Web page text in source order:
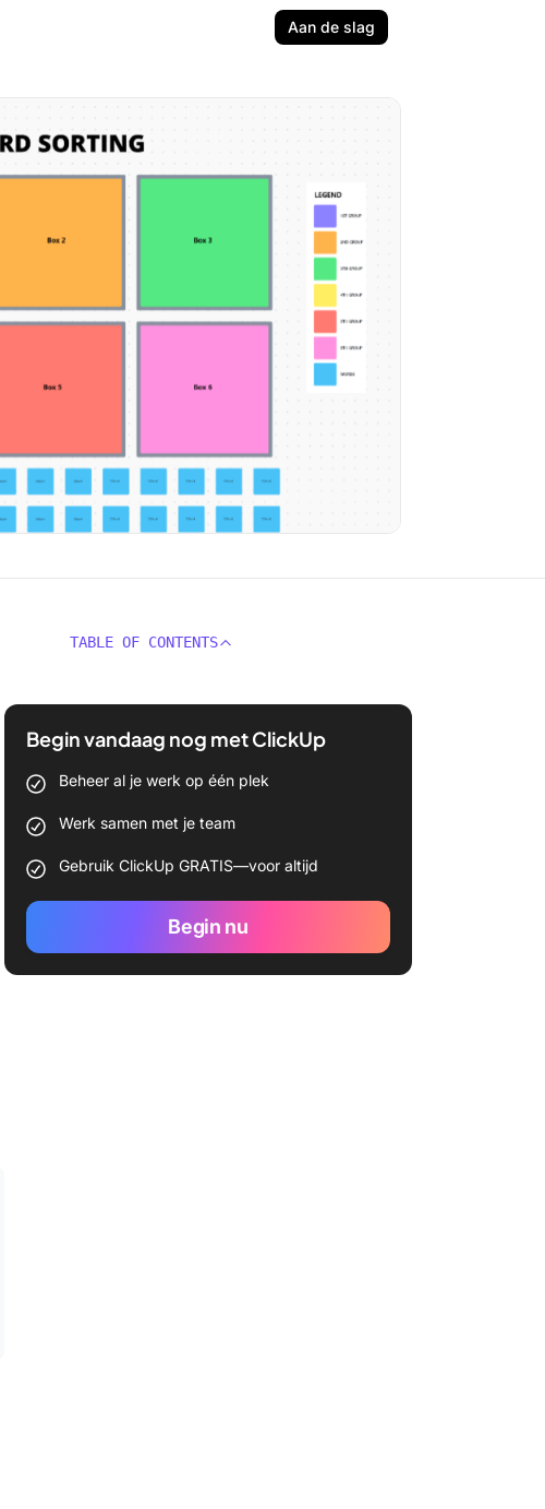
Aan de slag
TABLE OF CONTENTS
Begin vandaag nog met ClickUp
Beheer al je werk op één plek
Werk samen met je team
Gebruik ClickUp GRATIS—voor altijd
Begin nu